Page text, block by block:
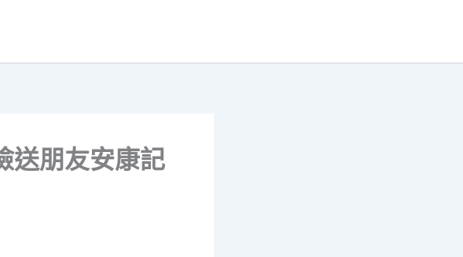
送朋友安康記